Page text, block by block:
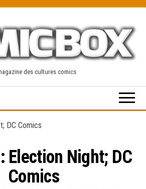
des cultures comics
DC Comics
Election Night; DC
Comics